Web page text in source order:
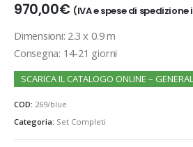
970,00€ (IVA e spese di spedizione
Dimensioni: 2.3 x 0.9 m
Consegna: 14-21 giorni
SCARICA IL CATALOGO ONLINE –
COD: 269/blue
Categoria: Set Completi